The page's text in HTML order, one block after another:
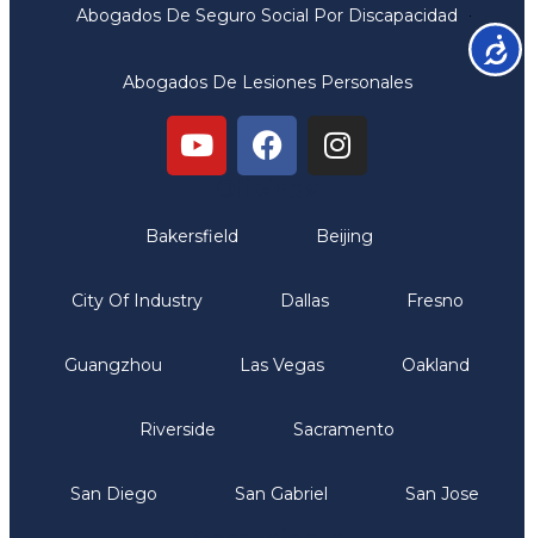
Abogados De Seguro Social Por Discapacidad
Abogados De Lesiones Personales
Bakersfield Beijing
City Of Industry Dallas Fresno
Guangzhou Las Vegas Oakland
Riverside Sacramento
San Diego San Gabriel San Jose